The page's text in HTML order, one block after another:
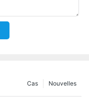
Nouvelles
Cas